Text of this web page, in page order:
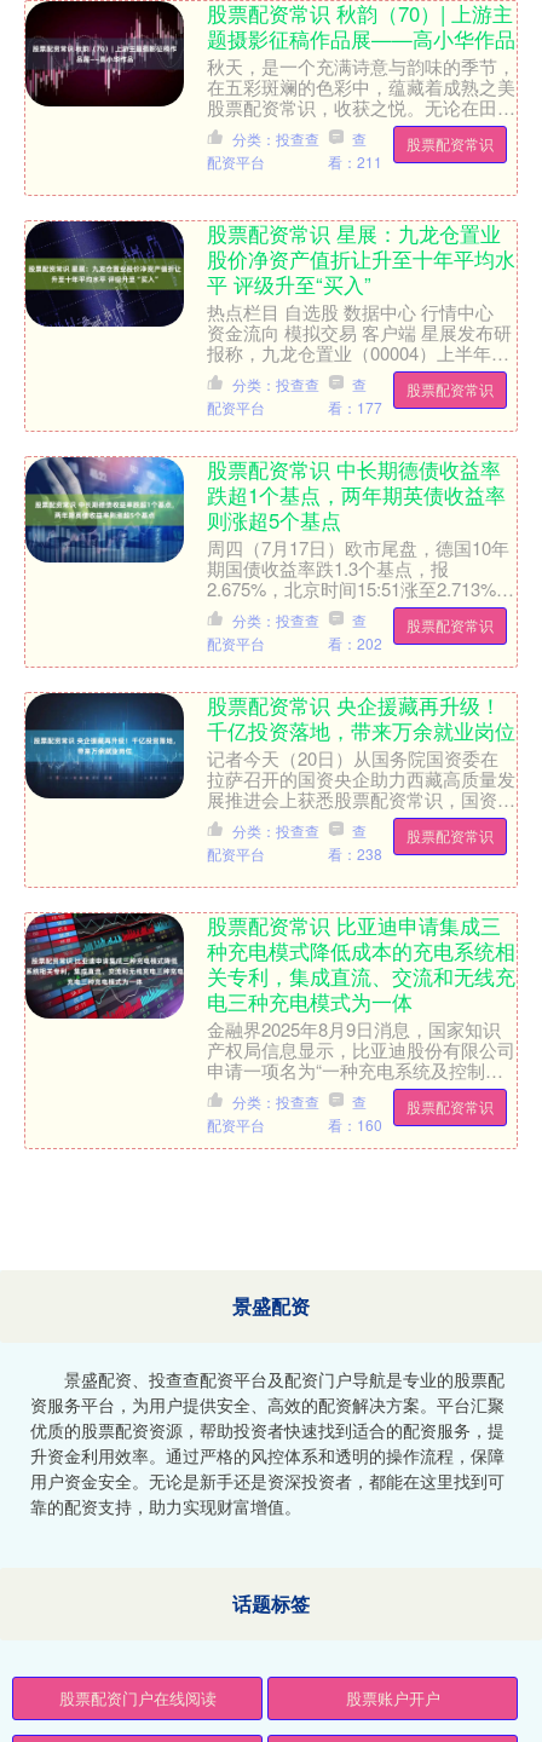
股票配资常识 秋韵（70）| 上游主
题摄影征稿作品展——高小华作品
秋天，是一个充满诗意与韵味的季节，
在五彩斑斓的色彩中，蕴藏着成熟之美
股票配资常识，收获之悦。无论在田野
还是果园，处处彰显着绚丽与成熟。让
我们在金秋时节相约上游，....股票配资常识
分类：投查查
配资平台
查
看：211
股票配资常识 星展：九龙仓置业
股价净资产值折让升至十年平均水
平 评级升至“买入”
热点栏目 自选股 数据中心 行情中心
资金流向 模拟交易 客户端 星展发布研
报称，九龙仓置业（00004）上半年基
础利润同比升3%至20.35亿元，受减值
降低影....
股票配资常识
分类：投查查
配资平台
查
看：177
股票配资常识 中长期德债收益率
跌超1个基点，两年期英债收益率
则涨超5个基点
周四（7月17日）欧市尾盘，德国10年
期国债收益率跌1.3个基点，报
2.675%，北京时间15:51涨至2.713%刷
新日高，随后震荡下行并多次转跌股票
配资常识....
股票配资常识
分类：投查查
配资平台
查
看：202
股票配资常识 央企援藏再升级！
千亿投资落地，带来万余就业岗位
记者今天（20日）从国务院国资委在
拉萨召开的国资央企助力西藏高质量发
展推进会上获悉股票配资常识，国资央
企援藏再升级，一批新项目签约，着力
增进民生福祉。 Your....
股票配资常识
分类：投查查
配资平台
查
看：238
股票配资常识 比亚迪申请集成三
种充电模式降低成本的充电系统相
关专利，集成直流、交流和无线充
电三种充电模式为一体
金融界2025年8月9日消息，国家知识
产权局信息显示，比亚迪股份有限公司
申请一项名为“一种充电系统及控制方
法、充电桩、充电桩的控制方法”的专
利，公开号CN120....
股票配资常识
分类：投查查
配资平台
查
看：160
景盛配资
景盛配资、投查查配资平台及配资门户导航是专业的股票配
资服务平台，为用户提供安全、高效的配资解决方案。平台汇聚
优质的股票配资资源，帮助投资者快速找到适合的配资服务，提
升资金利用效率。通过严格的风控体系和透明的操作流程，保障
用户资金安全。无论是新手还是资深投资者，都能在这里找到可
靠的配资支持，助力实现财富增值。
话题标签
股票配资门户在线阅读 股票账户开户